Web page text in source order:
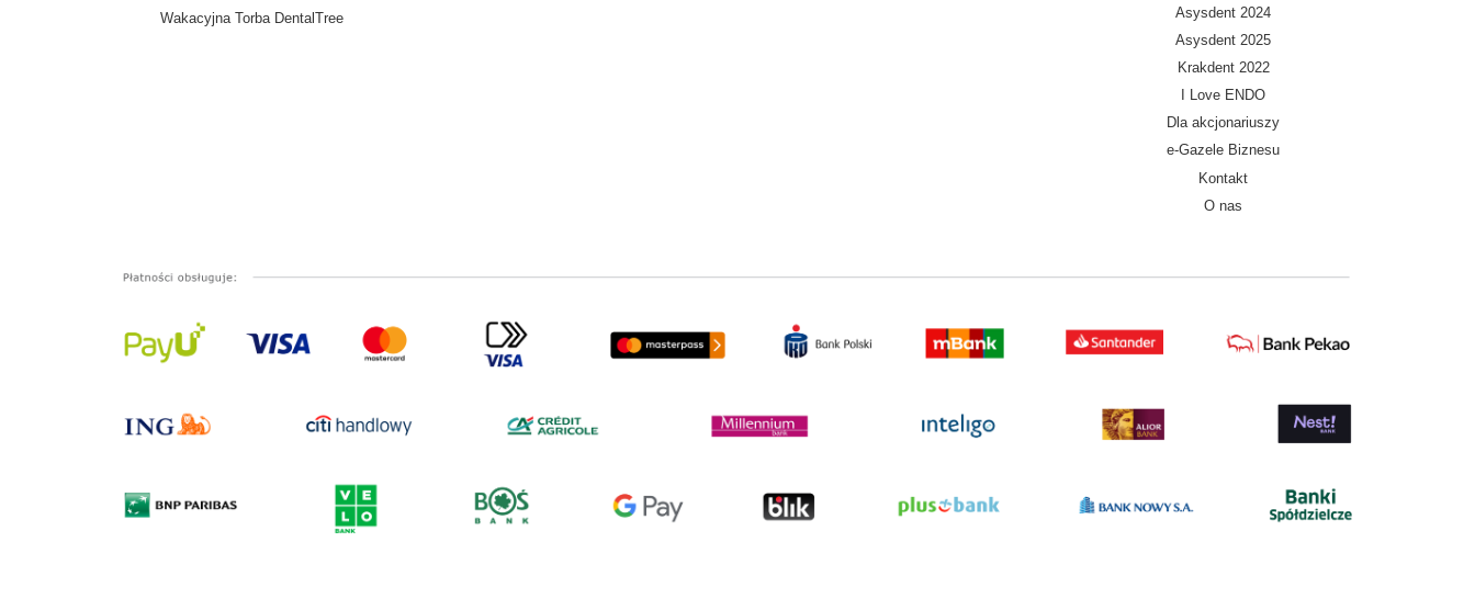
Wakacyjna Torba DentalTree
Asysdent 2024
Asysdent 2025
Krakdent 2022
I Love ENDO
Dla akcjonariuszy
e-Gazele Biznesu
Kontakt
O nas